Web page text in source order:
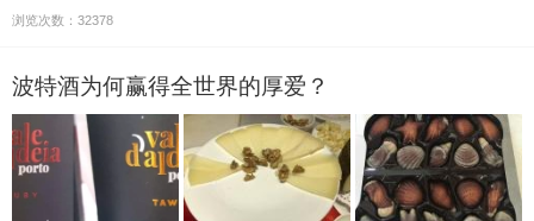
浏览次数：32378
波特酒为何赢得全世界的厚爱？